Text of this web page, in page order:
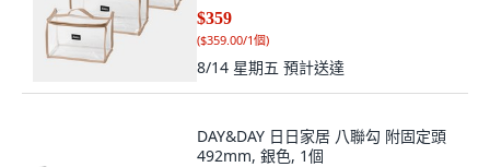
$359
($359.00/1個)
8/14 星期五 預計送達
DAY&DAY 日日家居 八聯勾 附固定頭
492mm, 銀色, 1個